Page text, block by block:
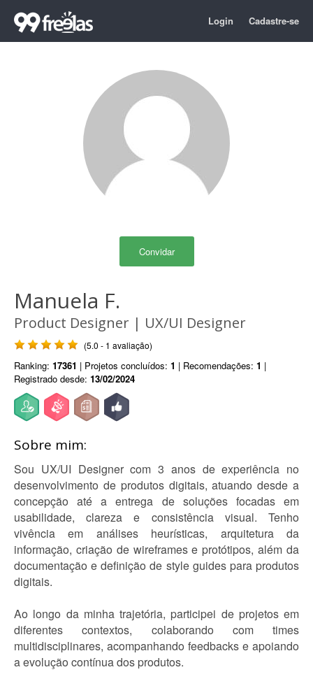
Login Cadastre-se
Convidar
Manuela F.
Product Designer | UX/UI Designer
(5.0 - 1 avaliação)
Ranking: 17361 | Projetos concluídos: 1 | Recomendações: 1 |
Registrado desde: 13/02/2024
Sobre mim:
Sou UX/UI Designer com 3 anos de experiência no
desenvolvimento de produtos digitais, atuando desde a
concepção até a entrega de soluções focadas em
usabilidade, clareza e consistência visual. Tenho
vivência em análises heurísticas, arquitetura da
informação, criação de wireframes e protótipos, além da
documentação e definição de style guides para produtos
digitais.
Ao longo da minha trajetória, participei de projetos em
diferentes contextos, colaborando com times
multidisciplinares, acompanhando feedbacks e apoiando
a evolução contínua dos produtos.